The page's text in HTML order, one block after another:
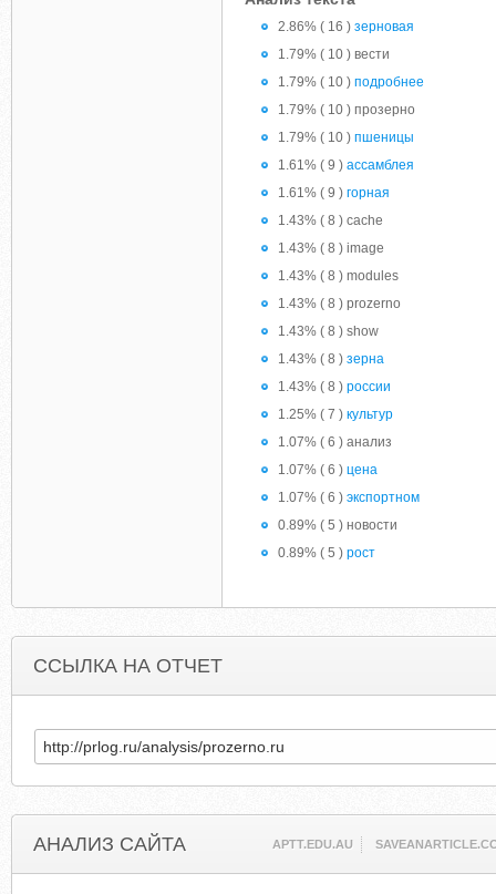
2.86% ( 16 ) зерновая
1.79% ( 10 ) вести
1.79% ( 10 ) подробнее
1.79% ( 10 ) прозерно
1.79% ( 10 ) пшеницы
1.61% ( 9 ) ассамблея
1.61% ( 9 ) горная
1.43% ( 8 ) cache
1.43% ( 8 ) image
1.43% ( 8 ) modules
1.43% ( 8 ) prozerno
1.43% ( 8 ) show
1.43% ( 8 ) зерна
1.43% ( 8 ) россии
1.25% ( 7 ) культур
1.07% ( 6 ) анализ
1.07% ( 6 ) цена
1.07% ( 6 ) экспортном
0.89% ( 5 ) новости
0.89% ( 5 ) рост
ССЫЛКА НА ОТЧЕТ
АНАЛИЗ САЙТА APTT.EDU.AU